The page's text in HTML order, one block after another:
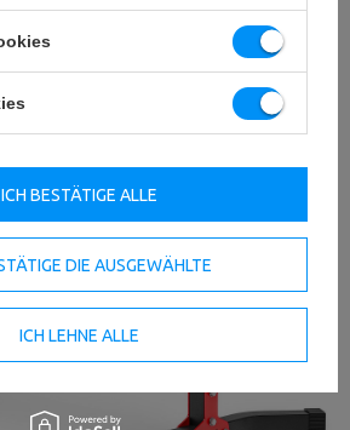
DIE AUSGEWÄHLTE
ICH LEHNE ALLE
ICH BESTÄTIGE ALLE